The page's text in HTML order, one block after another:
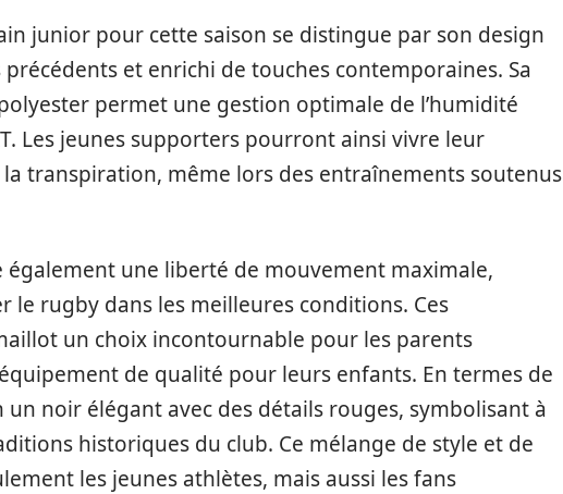
junior pour cette saison se distingue par son design
et enrichi de touches contemporaines. Sa
permet une gestion optimale de l’humidité
Les jeunes supporters pourront ainsi vivre leur
transpiration, même lors des entraînements soutenus
une liberté de mouvement maximale,
le rugby dans les meilleures conditions. Ces
un choix incontournable pour les parents
de qualité pour leurs enfants. En termes de
un noir élégant avec des détails rouges, symbolisant à
historiques du club. Ce mélange de style et de
les jeunes athlètes, mais aussi les fans